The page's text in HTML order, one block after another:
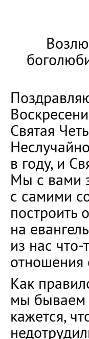
Святая
в году, и
Мы с вами
с самими
построить
на
из нас
отношения
Как
мы бываем
кажется,